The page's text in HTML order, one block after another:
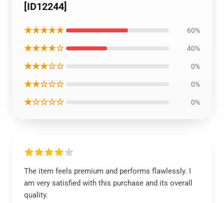
[ID12244]
★★★★★ 60%
★★★★☆ 40%
★★★☆☆ 0%
★★☆☆☆ 0%
★☆☆☆☆ 0%
The item feels premium and performs flawlessly. I
am very satisfied with this purchase and its overall
quality.